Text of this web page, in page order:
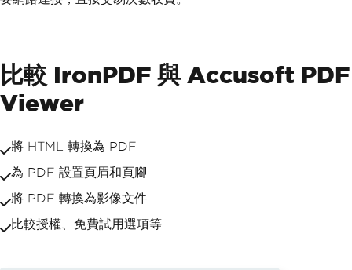
比較 IronPDF 與 Accusoft PDF
Viewer
將 HTML 轉換為 PDF
為 PDF 設置頁眉和頁腳
將 PDF 轉換為影像文件
比較授權、免費試用選項等